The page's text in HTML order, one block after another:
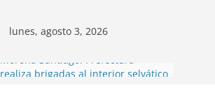
lunes, agosto 3, 2026
Morona Santiago: Prefectura